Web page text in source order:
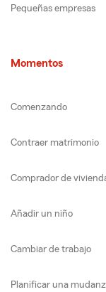
Pequeñas empresas
Momentos
Comenzando
Contraer matrimonio
Comprador de
Añadir un niño
Cambiar de trabajo
Planificar una